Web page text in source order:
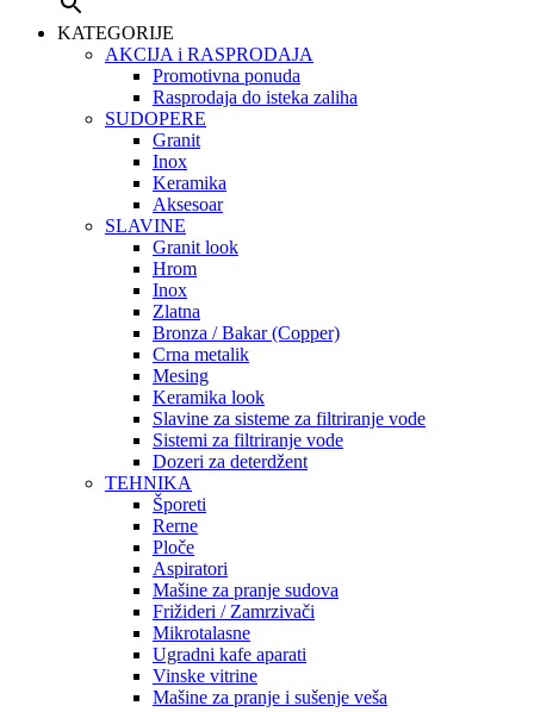
KATEGORIJE
AKCIJA i RASPRODAJA
Promotivna ponuda
Rasprodaja do isteka zaliha
SUDOPERE
Granit
Inox
Keramika
Aksesoar
SLAVINE
Granit look
Hrom
Inox
Zlatna
Bronza / Bakar (Copper)
Crna metalik
Mesing
Keramika look
Slavine za sisteme za filtriranje vode
Sistemi za filtriranje vode
Dozeri za deterdžent
TEHNIKA
Šporeti
Rerne
Ploče
Aspiratori
Mašine za pranje sudova
Frižideri / Zamrzivači
Mikrotalasne
Ugradni kafe aparati
Vinske vitrine
Mašine za pranje i sušenje veša